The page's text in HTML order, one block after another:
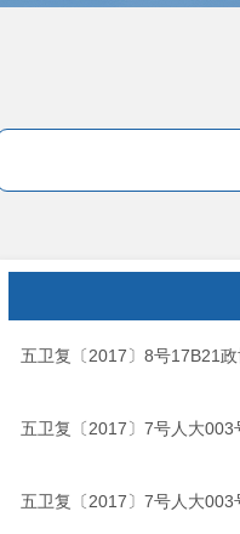
五卫复〔2017〕8号17B21
五卫复〔2017〕7号人大003
五卫复〔2017〕7号人大003